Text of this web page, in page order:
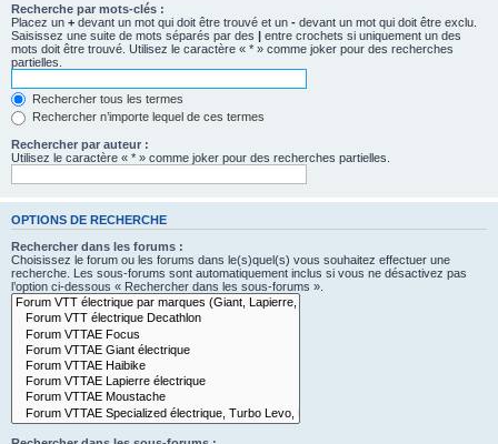
Recherche par mots-clés :
Placez un + devant un mot qui doit être trouvé et un - devant un mot qui doit être exclu.
Saisissez une suite de mots séparés par des | entre crochets si uniquement un des
mots doit être trouvé. Utilisez le caractère « * » comme joker pour des recherches
partielles.
Rechercher tous les termes
Rechercher n’importe lequel de ces termes
Rechercher par auteur :
Utilisez le caractère « * » comme joker pour des recherches partielles.
OPTIONS DE RECHERCHE
Rechercher dans les forums :
Choisissez le forum ou les forums dans le(s)quel(s) vous souhaitez effectuer une
recherche. Les sous-forums sont automatiquement inclus si vous ne désactivez pas
l’option ci-dessous « Rechercher dans les sous-forums ».